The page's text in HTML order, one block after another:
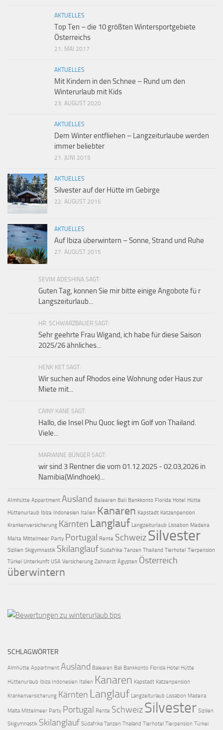
AKTUELLES
Top Ten – die 10 größten Wintersportgebiete
Österreichs
21. MAI 2017
AKTUELLES
Mit Kindern in den Schnee – Rund um den
Winterurlaub mit Kids
23. AUGUST 2020
AKTUELLES
Dem Winter entfliehen – Langzeiturlaube werden
immer beliebter
21. JUNI 2015
AKTUELLES
Silvester auf der Hütte im Gebirge
22. AUGUST 2015
AKTUELLES
Auf Ibiza überwintern – Sonne, Strand und Ruhe
27. AUGUST 2015
SEVIM ADESHINA SAGT:
Guten Tag, konnen Sie mir bitte einige Angobote fü r
Langszeiturlaub...
HR. SCHWARZBAUER SAGT:
Sehr geehrte Frau Wigand, ich habe für diese Saison
2025/26 ähnliches...
HENK KET SAGT:
Wir suchen auf Rhodos eine Wohnung oder Haus zur
Miete mit...
CAINY KANE SAGT:
Hallo, die Insel Phu Quoc liegt im Golf von Thailand.
Viele...
MARIANNE BÜNGER SAGT:
wir sind 3 Rentner die vom 01.12.2025 - 02.03,2026 in
Namibia(Windhoek)...
Almhütte Appartment Ausland Balearen Bali Bankkonto Florida Hotel
Hütte
Hüttenurlaub
Ibiza Indonesien Italien Kanaren Kapstadt Katzenpension
Krankenversicherung Kärnten Langlauf Langzeiturlaub Lissabon Madeira
Malta Mittelmeer Party Portugal Rente Schweiz Silvester
Sizilien Skigymnastik Skilanglauf Südafrika Tanzen Thailand Tierhotel Tierpension
Türkei Unterkunft USA Versicherung Zahnarzt Ägypten Österreich
überwintern
SCHLAGWÖRTER
Almhütte Appartment Ausland Balearen Bali Bankkonto Florida Hotel Hütte
Hüttenurlaub Ibiza Indonesien Italien Kanaren Kapstadt Katzenpension
Krankenversicherung Kärnten Langlauf Langzeiturlaub Lissabon Madeira
Malta Mittelmeer Party Portugal Rente SchweizSilvester Sizilien
Skigymnastik Skilanglauf Südafrika Tanzen Thailand Tierhotel Tierpension Türkei